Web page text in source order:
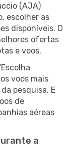
(AJA)
escolher as
disponíveis. O
ofertas
e voos.
voos mais
pesquisa. E
de
aéreas
a